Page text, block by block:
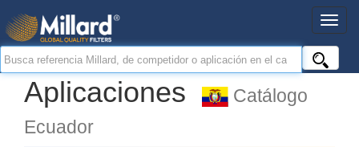
Aplicaciones
Catálogo
Ecuador